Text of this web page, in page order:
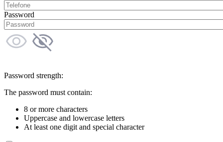
Password
Password strength:
The password must contain:
8 or more characters
Uppercase and lowercase letters
At least one digit and special character